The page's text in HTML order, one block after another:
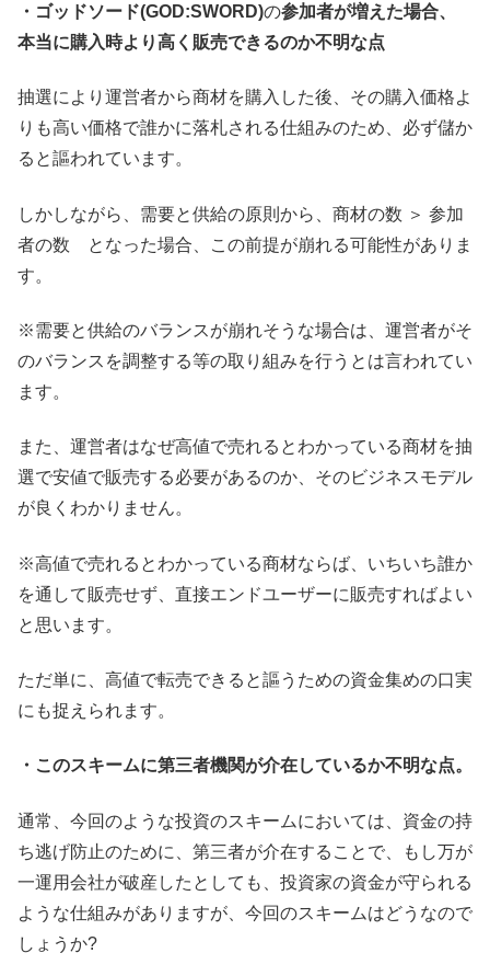
・ゴッドソード(GOD:SWORD)の参加者が増えた場合、
本当に購入時より高く販売できるのか不明な点
抽選により運営者から商材を購入した後、その購入価格よ
りも高い価格で誰かに落札される仕組みのため、必ず儲か
ると謳われています。
しかしながら、需要と供給の原則から、商材の数 ＞ 参加
者の数 となった場合、この前提が崩れる可能性がありま
す。
※需要と供給のバランスが崩れそうな場合は、運営者がそ
のバランスを調整する等の取り組みを行うとは言われてい
ます。
また、運営者はなぜ高値で売れるとわかっている商材を抽
選で安値で販売する必要があるのか、そのビジネスモデル
が良くわかりません。
※高値で売れるとわかっている商材ならば、いちいち誰か
を通して販売せず、直接エンドユーザーに販売すればよい
と思います。
ただ単に、高値で転売できると謳うための資金集めの口実
にも捉えられます。
・このスキームに第三者機関が介在しているか不明な点。
通常、今回のような投資のスキームにおいては、資金の持
ち逃げ防止のために、第三者が介在することで、もし万が
一運用会社が破産したとしても、投資家の資金が守られる
ような仕組みがありますが、今回のスキームはどうなので
しょうか?